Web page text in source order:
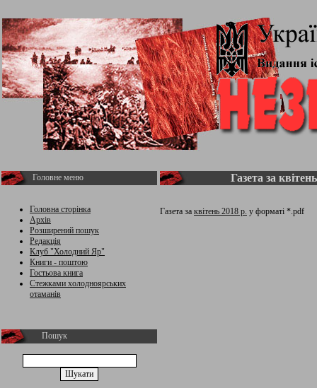
Головне меню
Головна сторінка
Архів
Розширений пошук
Редакція
Клуб "Холодний Яр"
Книги - поштою
Гостьова книга
Стежками холодноярських
отаманів
Пошук
Газета за
Газета за квітень 2018 р. у форматі *.pdf